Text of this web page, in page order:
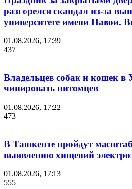
разгорелся скандал из-за
университете имени Навои.
01.08.2026, 17:39
437
Владельцев собак и кошек в
чипировать питомцев
01.08.2026, 17:22
473
В Ташкенте пройдут
выявлению хищений
01.08.2026, 17:13
555